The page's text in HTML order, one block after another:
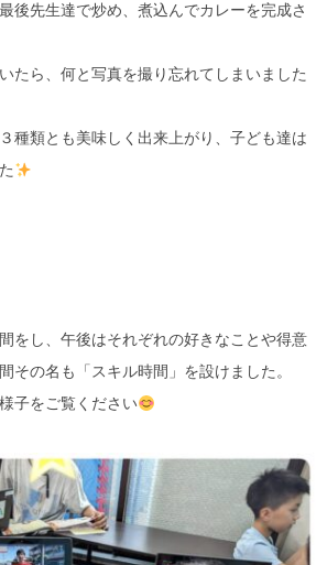
後先生達で炒め、煮込んでカレーを完成さ
たら、何と写真を撮り忘れてしまいました
種類とも美味しく出来上がり、子ども達は
をし、午後はそれぞれの好きなことや得意
その名も「スキル時間」を設けました。
子をご覧ください